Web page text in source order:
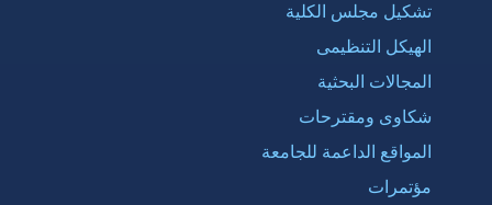
تشكيل مجلس الكلية
الهيكل التنظيمى
المجالات البحثية
شكاوى ومقترحات
المواقع الداعمة للجامعة
مؤتمرات